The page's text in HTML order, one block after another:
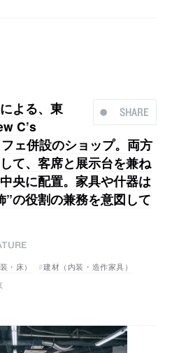
SHARE
よる、東
C’s
ェ併設のショップ。両方
て、客席と展示台を兼ね
央に配置。家具や什器は
”の役割の兼務を意図して
・床）
建材（内装・造作家具）